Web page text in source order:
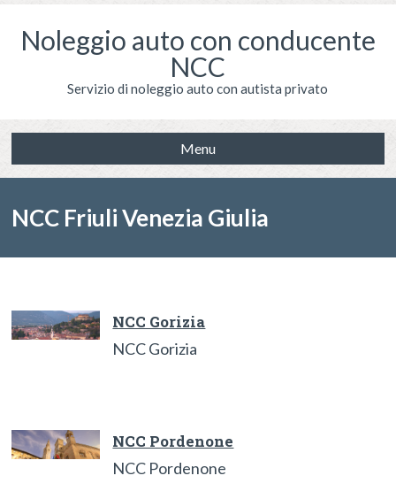
Noleggio auto con conducente
NCC
Servizio di noleggio auto con autista privato
Menu
NCC Friuli Venezia Giulia
NCC Gorizia
NCC Gorizia
NCC Pordenone
NCC Pordenone